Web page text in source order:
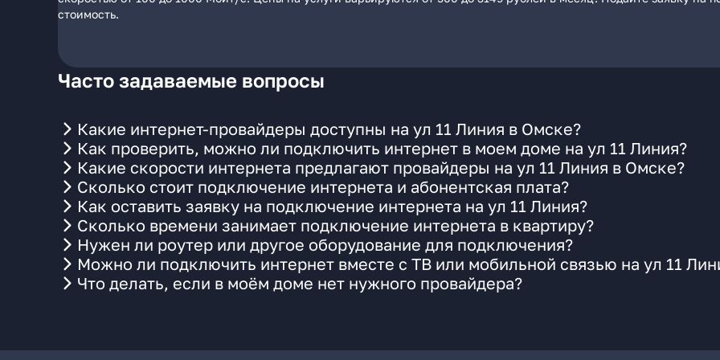
стоимость.
Часто задаваемые вопросы
Какие интернет-провайдеры доступны на ул 11 Линия в Омске?
Как проверить, можно ли подключить интернет в моем доме на ул 11 Линия?
Какие скорости интернета предлагают провайдеры на ул 11 Линия в Омске?
Сколько стоит подключение интернета и абонентская плата?
Как оставить заявку на подключение интернета на ул 11 Линия?
Сколько времени занимает подключение интернета в квартиру?
Нужен ли роутер или другое оборудование для подключения?
Можно ли подключить интернет вместе с ТВ или мобильной связью на ул 11
Что делать, если в моём доме нет нужного провайдера?